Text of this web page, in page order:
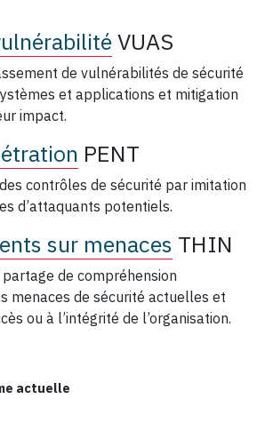
VUAS
de vulnérabilités de sécurité
et applications et mitigation
impact.
PENT
contrôles de sécurité par imitation
d’attaquants potentiels.
sur menaces THIN
de compréhension
menaces de sécurité actuelles et
ou à l’intégrité de l’organisation.
actuelle